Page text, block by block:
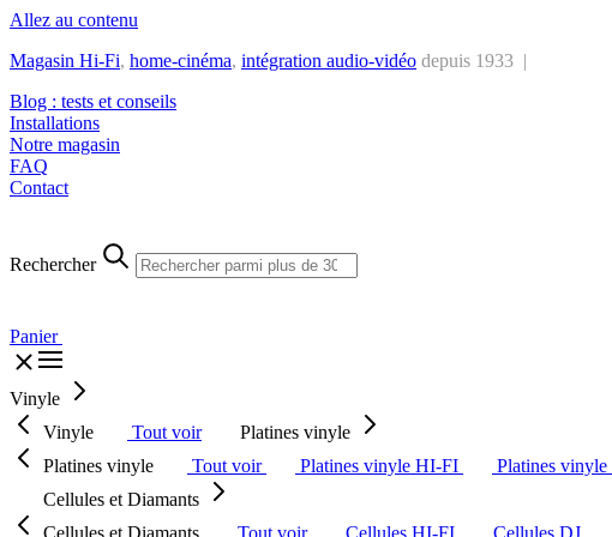
Allez au contenu
Magasin Hi-Fi, home-cinéma, intégration audio-vidéo depuis 1933 |
Blog : tests et conseils
Installations
Notre magasin
FAQ
Contact
Rechercher
Panier
Vinyle
Vinyle
Tout voir
Platines vinyle
Platines vinyle
Tout voir Platines vinyle HI-FI Platines vinyle
Cellules et Diamants
Cellules et Diamants
Tout voir Cellules HI-FI Cellules DJ